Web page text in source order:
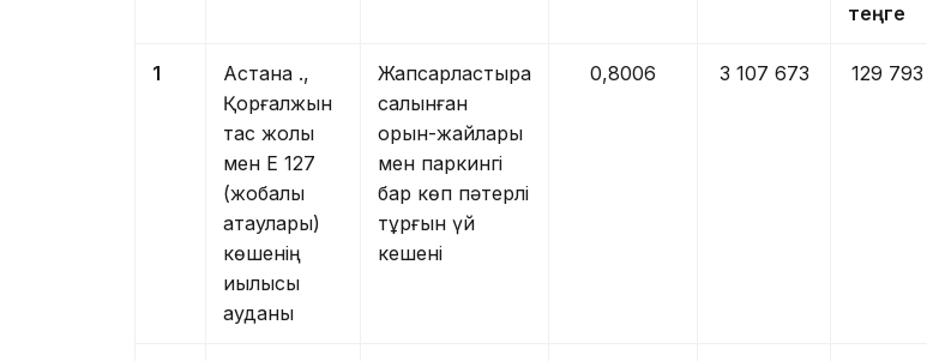
теңге
1
Астана қ.,
Қорғалжын
тас жолы
мен Е 127
(жобалық
атаулары)
көшенің
қиылысы
ауданы
Жапсарластыра
салынған
орын-жайлары
мен паркингі
бар көп пәтерлі
тұрғын үй
кешені
0,8006 3 107 673 129 793